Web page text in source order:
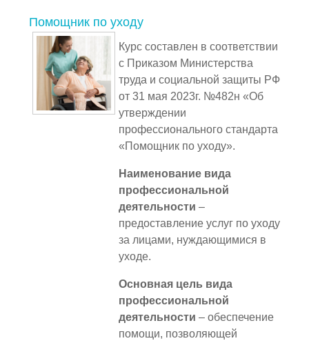
Помощник по уходу
Курс составлен в соответствии
с Приказом Министерства
труда и социальной защиты РФ
от 31 мая 2023г. №482н «Об
утверждении
профессионального стандарта
«Помощник по уходу».
Наименование вида
профессиональной
деятельности –
предоставление услуг по уходу
за лицами, нуждающимися в
уходе.
Основная цель вида
профессиональной
деятельности – обеспечение
помощи, позволяющей